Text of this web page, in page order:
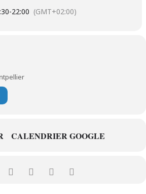
-22:00 (GMT+02:00)
CALENDRIER GOOGLE